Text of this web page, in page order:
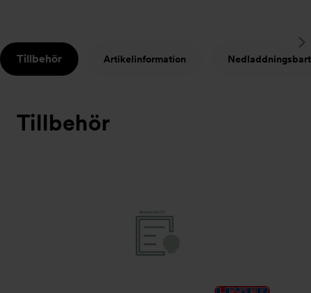
Tillbehör Artikelinformation Nedladdningsbart
Tillbehör